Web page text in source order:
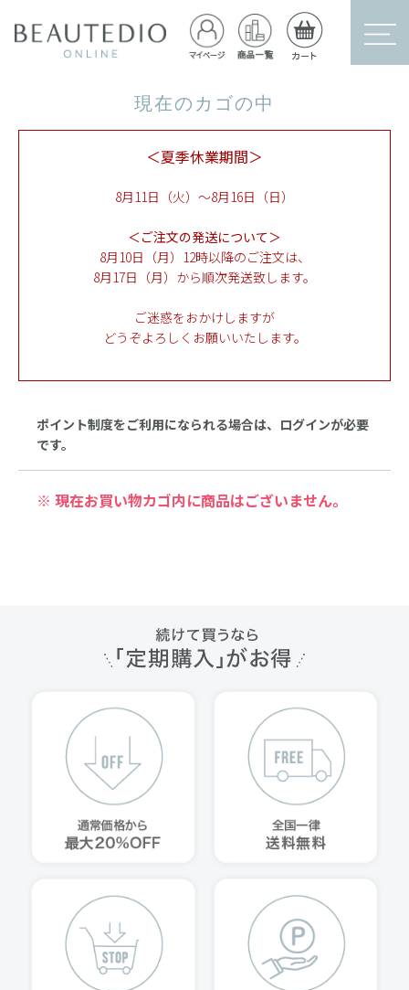
現在のカゴの中
＜夏季休業期間＞
8月11日（火）～8月16日（日）
＜ご注文の発送について＞
8月10日（月）12時以降のご注文は、
8月17日（月）から順次発送致します。
ご迷惑をおかけしますが
どうぞよろしくお願いいたします。
ポイント制度をご利用になられる場合は、ログインが必要
です。
※ 現在お買い物カゴ内に商品はございません。